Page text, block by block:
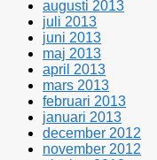
augusti 2013
juli 2013
juni 2013
maj 2013
april 2013
mars 2013
februari 2013
januari 2013
december 2012
november 2012